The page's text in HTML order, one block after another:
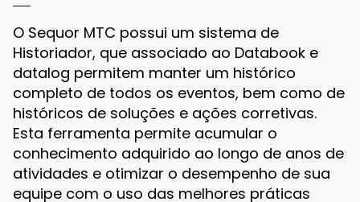
O Sequor MTC possui um sistema de
Historiador, que associado ao Databook e
datalog permitem manter um histórico
completo de todos os eventos, bem como de
históricos de soluções e ações corretivas.
Esta ferramenta permite acumular o
conhecimento adquirido ao longo de anos de
atividades e otimizar o desempenho de sua
equipe com o uso das melhores práticas